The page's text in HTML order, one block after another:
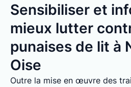
Sensibiliser et
mieux lutter
punaises de lit à
Oise
Outre la mise en œuvre des